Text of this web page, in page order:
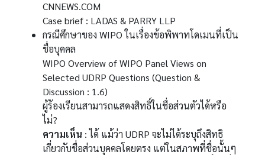
CNNEWS.COM
Case brief : LADAS & PARRY LLP
กรณีศึกษาของ WIPO ในเรื่องข้อพิพาทโดเมนที่เป็น
ชื่อบุคคล
WIPO Overview of WIPO Panel Views on
Selected UDRP Questions (Question &
Discussion : 1.6)
ผู้ร้องเรียนสามารถแสดงสิทธิ์ในชื่อส่วนตัวได้หรือ
ไม่?
ความเห็น : ได้ แม้ว่า UDRP จะไม่ได้ระบุถึงสิทธิ
เกี่ยวกับชื่อส่วนบุคคลโดยตรง แต่ในสภาพที่ชื่อนั้นๆ